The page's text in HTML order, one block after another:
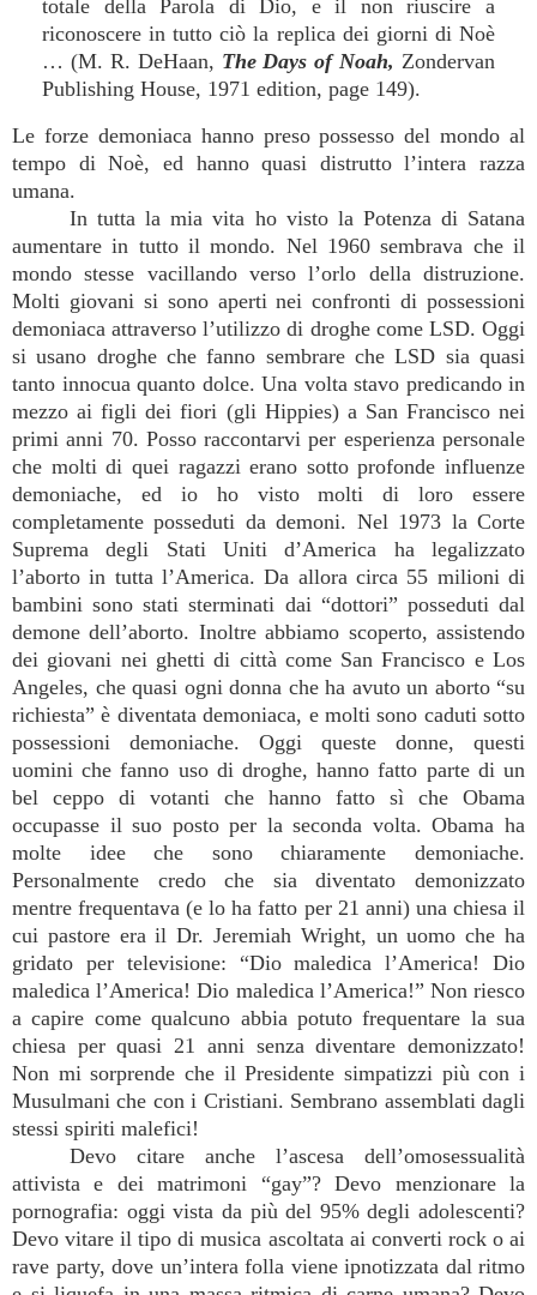
totale della Parola di Dio, e il non riuscire a
riconoscere in tutto ciò la replica dei giorni di Noè
… (M. R. DeHaan, The Days of Noah, Zondervan
Publishing House, 1971 edition, page 149).
Le forze demoniaca hanno preso possesso del mondo al
tempo di Noè, ed hanno quasi distrutto l’intera razza
umana.
In tutta la mia vita ho visto la Potenza di Satana
aumentare in tutto il mondo. Nel 1960 sembrava che il
mondo stesse vacillando verso l’orlo della distruzione.
Molti giovani si sono aperti nei confronti di possessioni
demoniaca attraverso l’utilizzo di droghe come LSD. Oggi
si usano droghe che fanno sembrare che LSD sia quasi
tanto innocua quanto dolce. Una volta stavo predicando in
mezzo ai figli dei fiori (gli Hippies) a San Francisco nei
primi anni 70. Posso raccontarvi per esperienza personale
che molti di quei ragazzi erano sotto profonde influenze
demoniache, ed io ho visto molti di loro essere
completamente posseduti da demoni. Nel 1973 la Corte
Suprema degli Stati Uniti d’America ha legalizzato
l’aborto in tutta l’America. Da allora circa 55 milioni di
bambini sono stati sterminati dai “dottori” posseduti dal
demone dell’aborto. Inoltre abbiamo scoperto, assistendo
dei giovani nei ghetti di città come San Francisco e Los
Angeles, che quasi ogni donna che ha avuto un aborto “su
richiesta” è diventata demoniaca, e molti sono caduti sotto
possessioni demoniache. Oggi queste donne, questi
uomini che fanno uso di droghe, hanno fatto parte di un
bel ceppo di votanti che hanno fatto sì che Obama
occupasse il suo posto per la seconda volta. Obama ha
molte idee che sono chiaramente demoniache.
Personalmente credo che sia diventato demonizzato
mentre frequentava (e lo ha fatto per 21 anni) una chiesa il
cui pastore era il Dr. Jeremiah Wright, un uomo che ha
gridato per televisione: “Dio maledica l’America! Dio
maledica l’America! Dio maledica l’America!” Non riesco
a capire come qualcuno abbia potuto frequentare la sua
chiesa per quasi 21 anni senza diventare demonizzato!
Non mi sorprende che il Presidente simpatizzi più con i
Musulmani che con i Cristiani. Sembrano assemblati dagli
stessi spiriti malefici!
Devo citare anche l’ascesa dell’omosessualità
attivista e dei matrimoni “gay”? Devo menzionare la
pornografia: oggi vista da più del 95% degli adolescenti?
Devo vitare il tipo di musica ascoltata ai converti rock o ai
rave party, dove un’intera folla viene ipnotizzata dal ritmo